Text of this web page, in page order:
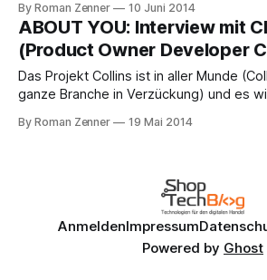
mich dort erwartet - umso mehr, weil die
die Tech-Community meiner Ansicht
gesät werden. Im offiziellen Developer-
By Roman Zenner 10 Juni 2014
ABOUT YOU: Interview mit
(Product Owner Developer
Das Projekt Collins ist in aller Munde
ganze Branche in Verzückung) und es
diskutiert. Wir möchten versuchen, einen
Herausforderungen es zu dabei
By Roman Zenner 19 Mai 2014
AnmeldenImpressum
Powered by Ghost